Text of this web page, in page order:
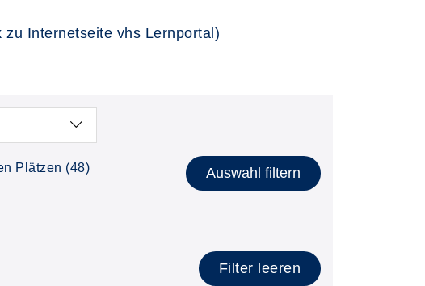
zu Internetseite vhs Lernportal)
Plätzen (48) Auswahl filtern
Filter leeren